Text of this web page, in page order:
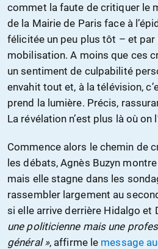
commet la faute de critiquer le
de la Mairie de Paris face à
félicitée un peu plus tôt – et par
mobilisation. A moins que ces
un sentiment de culpabilité
envahit tout et, à la télévision,
prend la lumière. Précis,
La révélation n’est plus là où on
Commence alors le chemin de
les débats, Agnès Buzyn
mais elle stagne dans les
rassembler largement au
si elle arrive derrière Hidalgo et
une politicienne mais une
général », affirme le message